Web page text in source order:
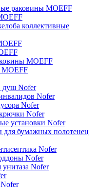
раковины MOEFF
коллективные
MOEFF
Nofer
Nofer
Nofer
Nofer
установки Nofer
для бумажных полотенец
Nofer
Nofer
Nofer